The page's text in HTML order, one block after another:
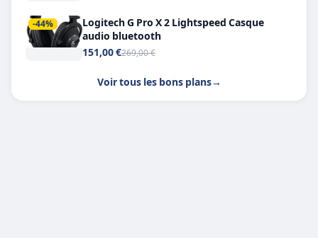
-44%
Logitech G Pro X 2 Lightspeed Casque
audio bluetooth
151,00 €269,00 €
Voir tous les bons plans→